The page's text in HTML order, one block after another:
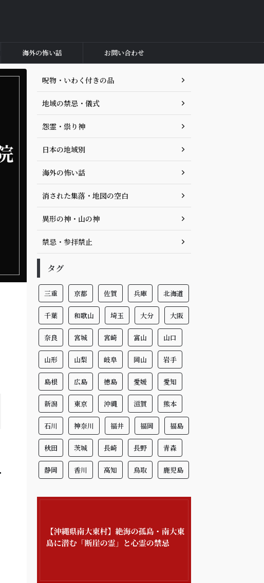
海外の怖い話 お問い合わせ
呪物・いわく付きの品
地域の禁忌・儀式
怨霊・祟り神
日本の地域別
海外の怖い話
消された集落・地図の空白
異形の神・山の神
禁忌・参拝禁止
タグ
三重 京都 佐賀 兵庫 北海道
千葉 和歌山 埼玉 大分 大阪
奈良 宮城 宮崎 富山 山口
山形 山梨 岐阜 岡山 岩手
島根 広島 徳島 愛媛 愛知
新潟 東京 沖縄 滋賀 熊本
石川 神奈川 福井 福岡 福島
秋田 茨城 長崎 長野 青森
静岡 香川 高知 鳥取 鹿児島